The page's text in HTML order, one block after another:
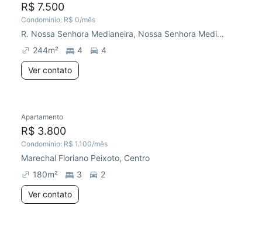
R$ 7.500
Condomínio: R$ 0/mês
R. Nossa Senhora Medianeira, Nossa Senhora Medianeira
244m² 4
4
Ver contato
Chegou este mês
Apartamento
R$ 3.800
Condomínio: R$ 1.100/mês
Marechal Floriano Peixoto, Centro
180m² 3
2
Ver contato